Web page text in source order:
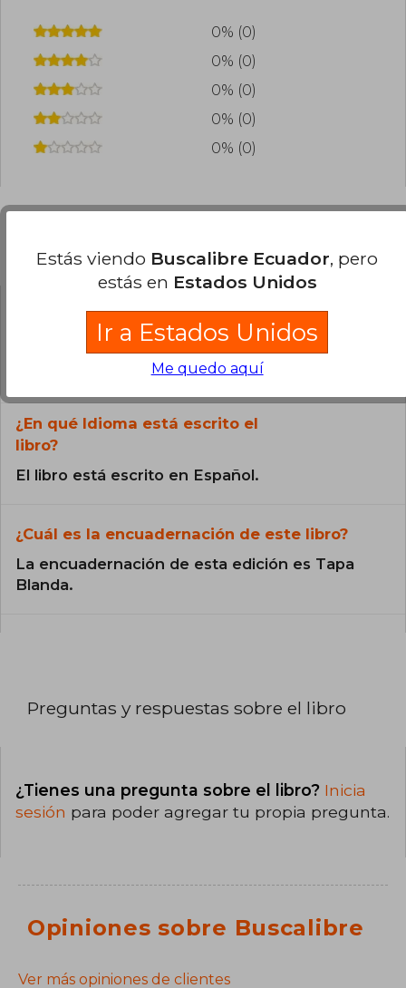
0% (0)
0% (0)
0% (0)
0% (0)
0% (0)
Preguntas frecuentes sobre el libro
¿El libro es original?
Todos los libros de nuestro
catálogo son Originales.
¿En qué Idioma está escrito el
libro?
El libro está escrito en Español.
¿Cuál es la encuadernación de este libro?
La encuadernación de esta edición es Tapa
Blanda.
Preguntas y respuestas sobre el libro
¿Tienes una pregunta sobre el libro? Inicia
sesión para poder agregar tu propia pregunta.
Opiniones sobre Buscalibre
Ver más opiniones de clientes
Estás viendo Buscalibre Ecuador, pero
estás en Estados Unidos
Ir a Estados Unidos
Me quedo aquí